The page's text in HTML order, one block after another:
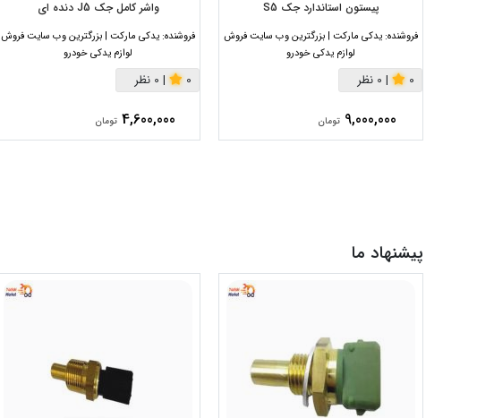
پیستون استاندارد جک S5
فروشنده: یدکی مارکت | بزرگترین وب سایت فروش
لوازم یدکی خودرو
0
| 0 نظر
9,000,000 تومان
واشر کامل جک J5 دنده ای
فروشنده: یدکی مارکت | بزرگترین وب سایت فروش
لوازم یدکی خودرو
0
| 0 نظر
4,600,000 تومان
پیشنهاد ما